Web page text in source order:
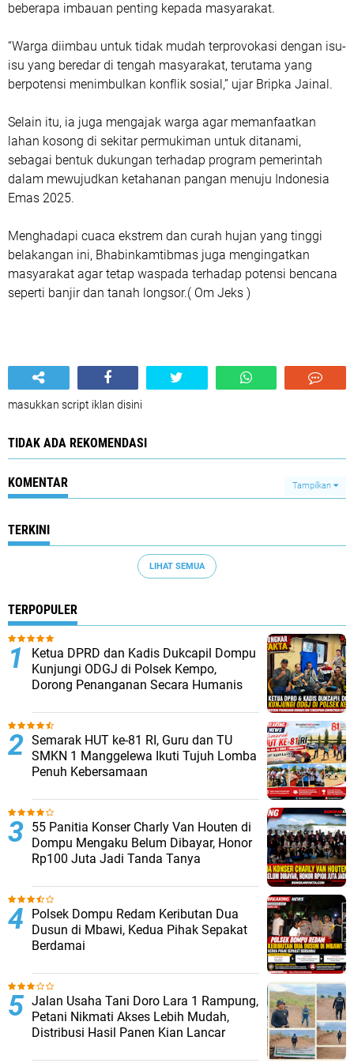
beberapa imbauan penting kepada masyarakat.
“Warga diimbau untuk tidak mudah terprovokasi dengan isu-
isu yang beredar di tengah masyarakat, terutama yang
berpotensi menimbulkan konflik sosial,” ujar Bripka Jainal.
Selain itu, ia juga mengajak warga agar memanfaatkan
lahan kosong di sekitar permukiman untuk ditanami,
sebagai bentuk dukungan terhadap program pemerintah
dalam mewujudkan ketahanan pangan menuju Indonesia
Emas 2025.
Menghadapi cuaca ekstrem dan curah hujan yang tinggi
belakangan ini, Bhabinkamtibmas juga mengingatkan
masyarakat agar tetap waspada terhadap potensi bencana
seperti banjir dan tanah longsor.( Om Jeks )
masukkan script iklan disini
TIDAK ADA REKOMENDASI
KOMENTAR Tampilkan
TERKINI
LIHAT SEMUA
TERPOPULER
Ketua DPRD dan Kadis Dukcapil Dompu
Kunjungi ODGJ di Polsek Kempo,
Dorong Penanganan Secara Humanis
Semarak HUT ke-81 RI, Guru dan TU
SMKN 1 Manggelewa Ikuti Tujuh Lomba
Penuh Kebersamaan
55 Panitia Konser Charly Van Houten di
Dompu Mengaku Belum Dibayar, Honor
Rp100 Juta Jadi Tanda Tanya
Polsek Dompu Redam Keributan Dua
Dusun di Mbawi, Kedua Pihak Sepakat
Berdamai
Jalan Usaha Tani Doro Lara 1 Rampung,
Petani Nikmati Akses Lebih Mudah,
Distribusi Hasil Panen Kian Lancar